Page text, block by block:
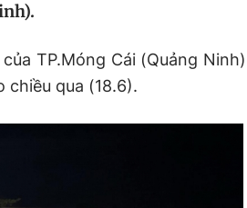
TP.Móng Cái (Quảng Ninh)
chiều qua (18.6).